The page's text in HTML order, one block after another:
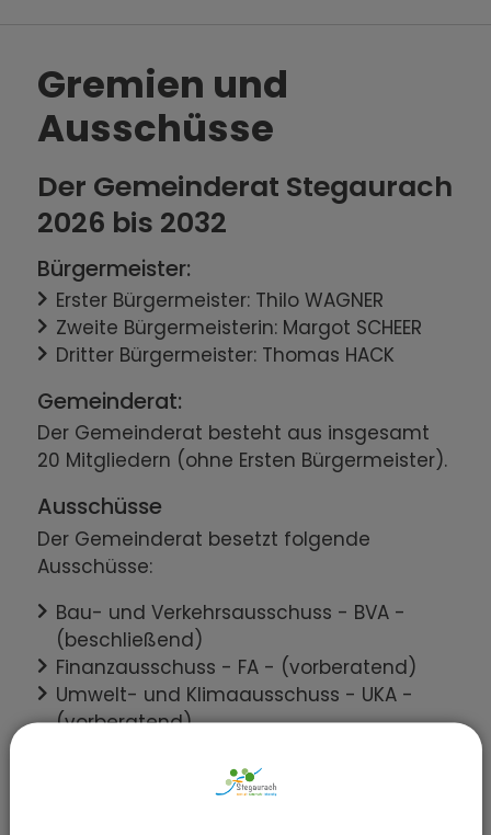
Gremien und
Ausschüsse
Der Gemeinderat Stegaurach
2026 bis 2032
Bürgermeister:
Erster Bürgermeister: Thilo WAGNER
Zweite Bürgermeisterin: Margot SCHEER
Dritter Bürgermeister: Thomas HACK
Gemeinderat:
Der Gemeinderat besteht aus insgesamt
20 Mitgliedern (ohne Ersten Bürgermeister).
Ausschüsse
Der Gemeinderat besetzt folgende
Ausschüsse:
Bau- und Verkehrsausschuss - BVA -
(beschließend)
Finanzausschuss - FA - (vorberatend)
Umwelt- und Klimaausschuss - UKA -
(vorberatend)
Sport - ASBKS - (vorberatend)
Rechnungsprüfungsausschuss - RPA -